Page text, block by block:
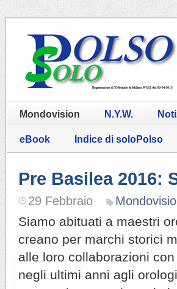
Mondovision N.Y.W.
eBook Indice di soloPolso
Pre Basilea 2016:
29 Febbraio
Siamo abituati a maestri
creano per marchi storici
alle loro collaborazioni
negli ultimi anni agli